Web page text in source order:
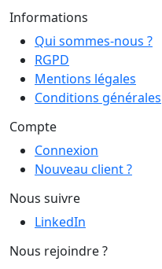
Informations
Qui sommes-nous ?
RGPD
Mentions légales
Conditions générales
Compte
Connexion
Nouveau client ?
Nous suivre
LinkedIn
Nous rejoindre ?